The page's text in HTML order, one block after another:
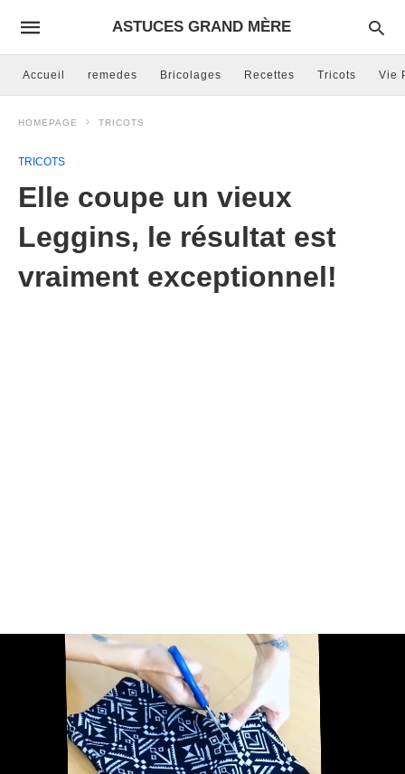
ASTUCES GRAND MÈRE
Accueil remedes Bricolages Recettes Tricots Vie
HOMEPAGE TRICOTS
TRICOTS
Elle coupe un vieux
Leggins, le résultat est
vraiment exceptionnel!